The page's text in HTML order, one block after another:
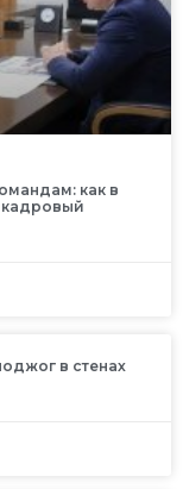
как в
в стенах